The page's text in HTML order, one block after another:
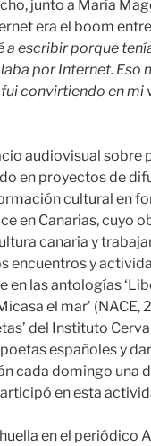
junto a María
era el boom
a escribir porque
por Internet. Eso
convirtiendo en
audiovisual sobre
en proyectos de
cultural en
en Canarias, cuyo
canaria y
encuentros y
en las antologías
el mar’
del Instituto
españoles y
cada domingo una
en esta
en el periódico